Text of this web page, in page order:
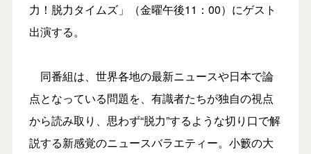
力！脱力タイムズ」（金曜午後11：00）にゲスト
出演する。
同番組は、世界各地の最新ニュースや日本で論
点となっている問題を、有識者たちが独自の視点
から読み取り、思わず“脱力”するような切り口で解
説する新感覚のニュースバラエティー。小籔の大